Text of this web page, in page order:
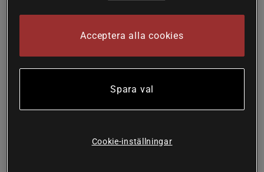
197 kr
Lägsta pris 94 kr
Köp
Acceptera alla cookies
Spara val
Cookie-inställningar